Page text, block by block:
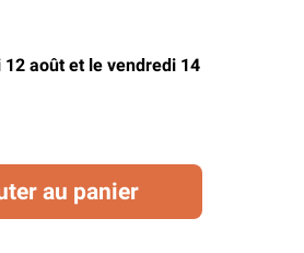
août et le vendredi 14
au panier